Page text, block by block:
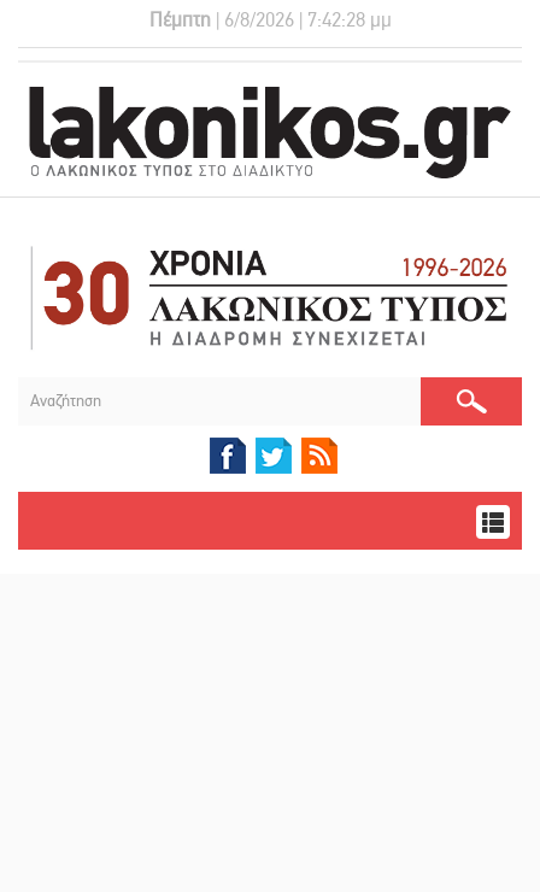
Πέμπτη | 6/8/2026 | 7:42:28 μμ